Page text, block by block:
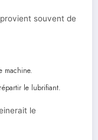
souvent de
machine.
le lubrifiant.
le